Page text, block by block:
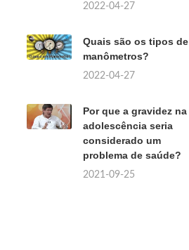
2022-04-27
Quais são os tipos de
manômetros?
2022-04-27
Por que a gravidez na
adolescência seria
considerado um
problema de saúde?
2021-09-25